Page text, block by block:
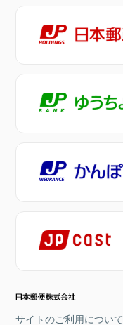
サイトのご利用について